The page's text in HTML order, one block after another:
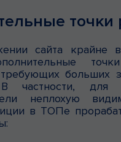
точки
сайта крайне
больших
частности, для
неплохую
в ТОПе